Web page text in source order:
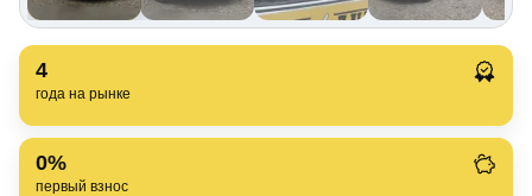
4
года на рынке
0%
первый взнос